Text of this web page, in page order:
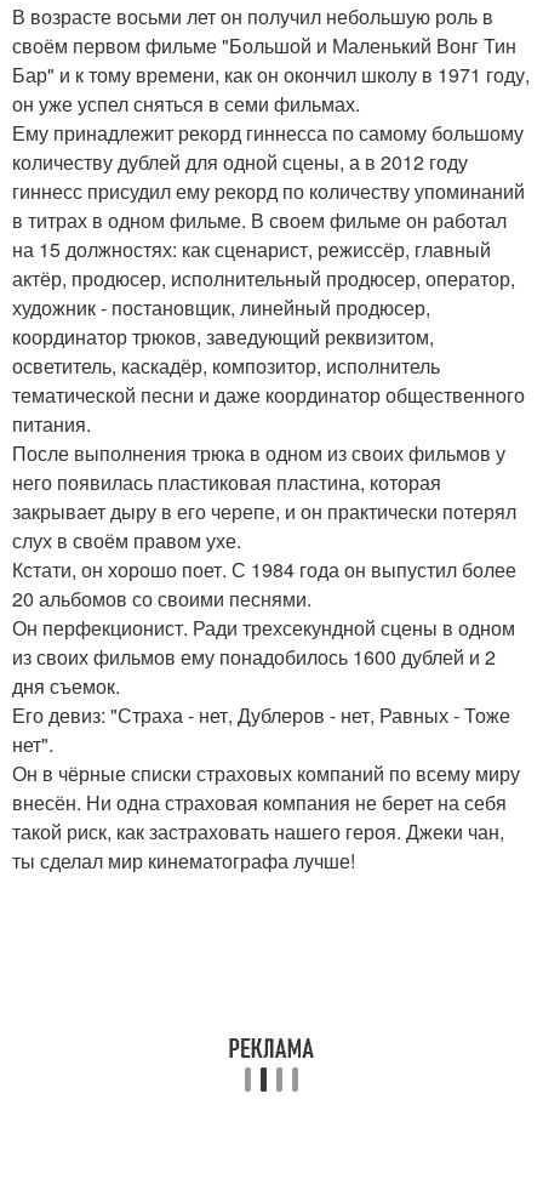
В возрасте восьми лет он получил небольшую роль в
своём первом фильме "Большой и Маленький Вонг Тин
Бар" и к тому времени, как он окончил школу в 1971 году,
он уже успел сняться в семи фильмах.
Ему принадлежит рекорд гиннесса по самому большому
количеству дублей для одной сцены, а в 2012 году
гиннесс присудил ему рекорд по количеству упоминаний
в титрах в одном фильме. В своем фильме он работал
на 15 должностях: как сценарист, режиссёр, главный
актёр, продюсер, исполнительный продюсер, оператор,
художник - постановщик, линейный продюсер,
координатор трюков, заведующий реквизитом,
осветитель, каскадёр, композитор, исполнитель
тематической песни и даже координатор общественного
питания.
После выполнения трюка в одном из своих фильмов у
него появилась пластиковая пластина, которая
закрывает дыру в его черепе, и он практически потерял
слух в своём правом ухе.
Кстати, он хорошо поет. С 1984 года он выпустил более
20 альбомов со своими песнями.
Он перфекционист. Ради трехсекундной сцены в одном
из своих фильмов ему понадобилось 1600 дублей и 2
дня съемок.
Его девиз: "Страха - нет, Дублеров - нет, Равных - Тоже
нет".
Он в чёрные списки страховых компаний по всему миру
внесён. Ни одна страховая компания не берет на себя
такой риск, как застраховать нашего героя. Джеки чан,
ты сделал мир кинематографа лучше!